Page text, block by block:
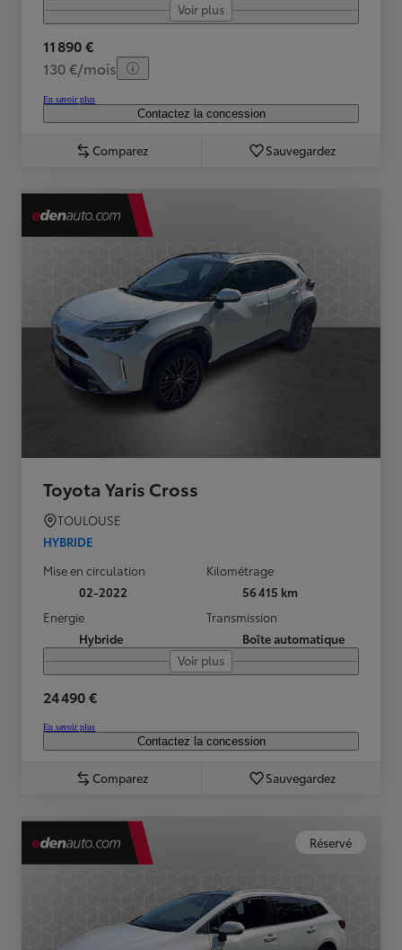
Voir plus
11 890 €
130 €/mois
En savoir plus
Contactez la concession
Comparez Sauvegardez
Toyota Yaris Cross
TOULOUSE
HYBRIDE
Mise en circulation
02-2022
Kilométrage
56 415 km
Energie
Hybride
Transmission
Boîte automatique
Voir plus
24 490 €
En savoir plus
Contactez la concession
Comparez Sauvegardez
Réservé